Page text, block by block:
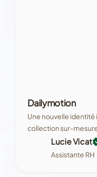
Dailymotion
Une nouvelle identité
collection sur-
Lucie Vicat
Assistante RH